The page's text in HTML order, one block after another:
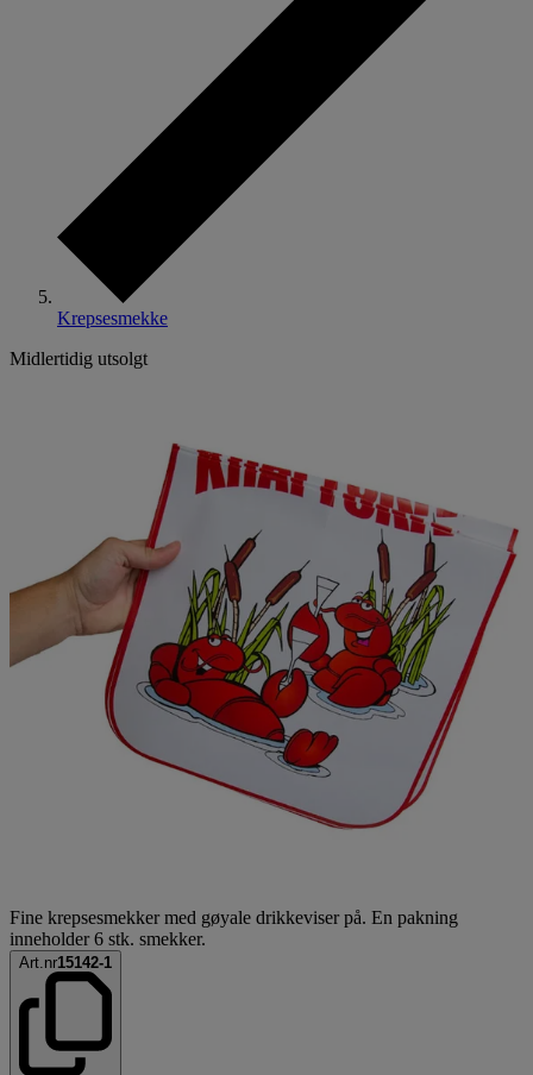
Krepsesmekke
Midlertidig utsolgt
Fine krepsesmekker med gøyale drikkeviser på. En pakning
inneholder 6 stk. smekker.
Art.nr15142-1